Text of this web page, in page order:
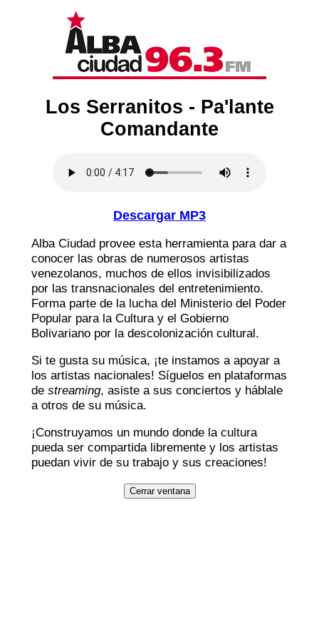
Los Serranitos - Pa'lante
Comandante
Descargar MP3
Alba Ciudad provee esta herramienta para dar a
conocer las obras de numerosos artistas
venezolanos, muchos de ellos invisibilizados
por las transnacionales del entretenimiento.
Forma parte de la lucha del Ministerio del Poder
Popular para la Cultura y el Gobierno
Bolivariano por la descolonización cultural.
Si te gusta su música, ¡te instamos a apoyar a
los artistas nacionales! Síguelos en plataformas
de streaming, asiste a sus conciertos y háblale
a otros de su música.
¡Construyamos un mundo donde la cultura
pueda ser compartida libremente y los artistas
puedan vivir de su trabajo y sus creaciones!